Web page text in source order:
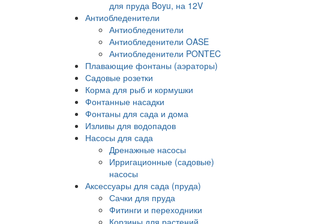
для пруда Boyu, на 12V
Антиобледенители
Антиобледенители
Антиобледенители OASE
Антиобледенители PONTEC
Плавающие фонтаны (аэраторы)
Садовые розетки
Корма для рыб и кормушки
Фонтанные насадки
Фонтаны для сада и дома
Изливы для водопадов
Насосы для сада
Дренажные насосы
Ирригационные (садовые)
насосы
Аксессуары для сада (пруда)
Сачки для пруда
Фитинги и переходники
Корзины для растений